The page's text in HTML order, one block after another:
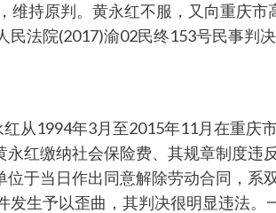
维持原判。黄永红不服，又向重庆市
法院(2017)渝02民终153号民事判
从1994年3月至2015年11月在重庆
红缴纳社会保险费、其规章制度违
于当日作出同意解除劳动合同，系
发生予以歪曲，其判决很明显违法。